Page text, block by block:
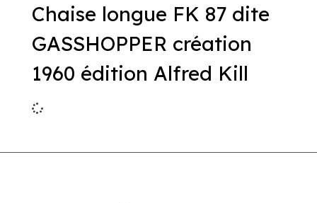
Chaise longue FK 87 dite
GASSHOPPER création
1960 édition Alfred Kill